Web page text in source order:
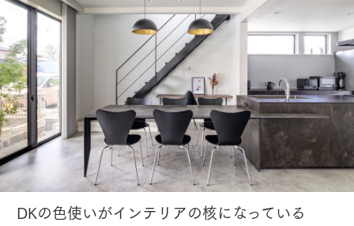
DKの色使いがインテリアの核になっている